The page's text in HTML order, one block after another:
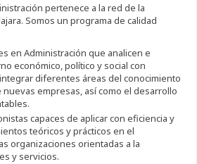
pertenece a la red de la
Somos un programa de calidad
en Administración que analicen e
económico, político y social con
diferentes áreas del conocimiento
empresas, así como el desarrollo
capaces de aplicar con eficiencia y
teóricos y prácticos en el
organizaciones orientadas a la
y servicios.